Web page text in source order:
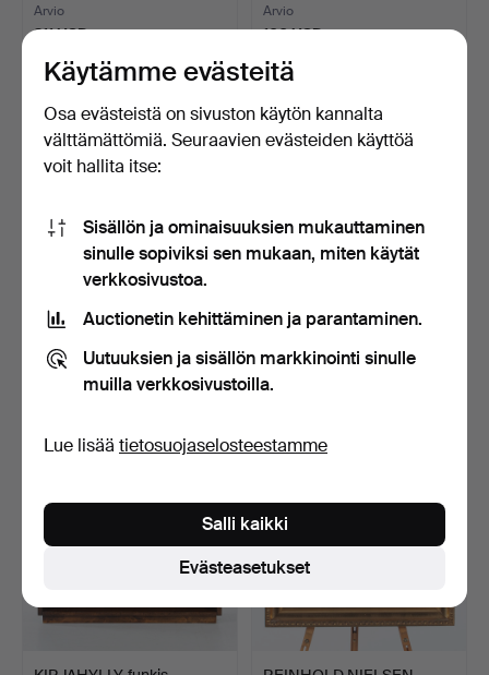
Arvio
211 USD
Arvio
106 USD
TIMO SARPANEVA. Iittala,
Suomi, "Tsaikka" …
3 päivää
KAULAKORU, 5 kpl,
meripihkaa.
3 päivää
Arvio
Käytämme evästeitä
Osa evästeistä on sivuston käytön kannalta
välttämättömiä. Seuraavien evästeiden käyttöä
voit hallita itse:
Sisällön ja ominaisuuksien mukauttaminen
sinulle sopiviksi sen mukaan, miten käytät
verkkosivustoa.
Auctionetin kehittäminen ja parantaminen.
Uutuuksien ja sisällön markkinointi sinulle
muilla verkkosivustoilla.
Lue lisää tietosuojaselosteestamme
Evästeasetukset
Salli kaikki